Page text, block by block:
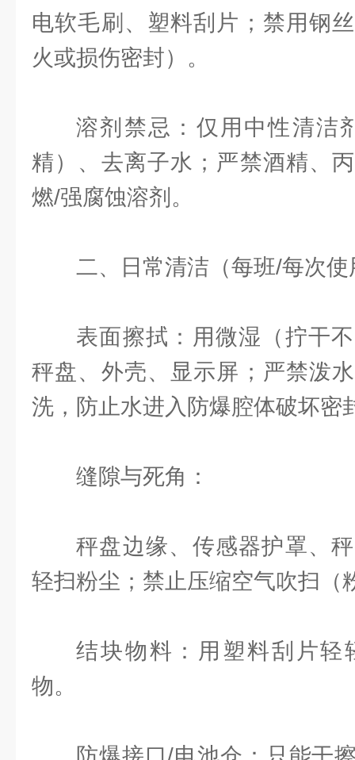
电软毛刷、塑料刮片；禁用钢
火或损伤密封）。
溶剂禁忌：仅用中性清洁
精）、去离子水；严禁酒精、
燃/强腐蚀溶剂。
二、日常清洁（每班/每次使
表面擦拭：用微湿（拧干
秤盘、外壳、显示屏；严禁泼
洗，防止水进入防爆腔体破坏密
缝隙与死角：
秤盘边缘、传感器护罩、
轻扫粉尘；禁止压缩空气吹扫（
结块物料：用塑料刮片轻
物。